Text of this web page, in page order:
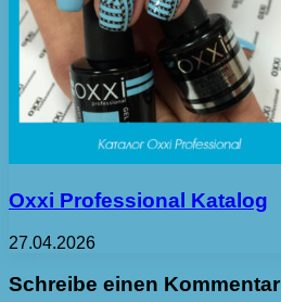
Oxxi Professional Katalog
27.04.2026
Schreibe einen Kommentar